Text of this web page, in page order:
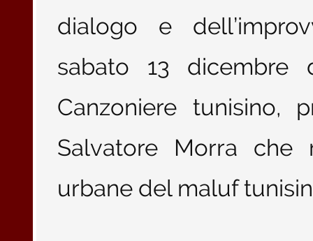
dialogo e
sabato 13 dicembre
Canzoniere tunisino,
Salvatore Morra che
urbane del maluf